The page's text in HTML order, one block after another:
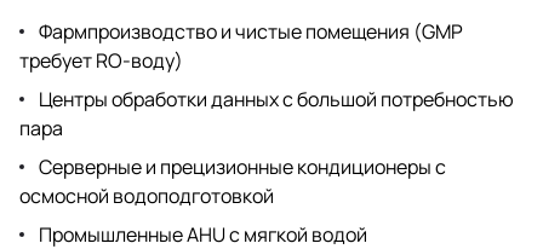
Фармпроизводство и чистые помещения (GMP
требует RO-воду)
Центры обработки данных с большой потребностью
пара
Серверные и прецизионные кондиционеры с
осмосной водоподготовкой
Промышленные AHU с мягкой водой